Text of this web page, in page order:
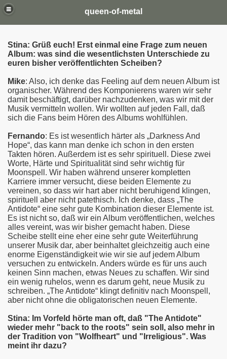
queen-of-metal
Stina: Grüß euch! Erst einmal eine Frage zum neuen
Album: was sind die wesentlichsten Unterschiede zu
euren bisher veröffentlichten Scheiben?
Mike: Also, ich denke das Feeling auf dem neuen Album ist
organischer. Während des Komponierens waren wir sehr
damit beschäftigt, darüber nachzudenken, was wir mit der
Musik vermitteln wollen. Wir wollten auf jeden Fall, daß
sich die Fans beim Hören des Albums wohlfühlen.
Fernando: Es ist wesentlich härter als „Darkness And
Hope“, das kann man denke ich schon in den ersten
Takten hören. Außerdem ist es sehr spirituell. Diese zwei
Worte, Härte und Spiritualität sind sehr wichtig für
Moonspell. Wir haben während unserer kompletten
Karriere immer versucht, diese beiden Elemente zu
vereinen, so dass wir hart aber nicht beruhigend klingen,
spirituell aber nicht patethisch. Ich denke, dass „The
Antidote“ eine sehr gute Kombination dieser Elemente ist.
Es ist nicht so, daß wir ein Album veröffentlichen, welches
alles vereint, was wir bisher gemacht haben. Diese
Scheibe stellt eine eher eine sehr gute Weiterführung
unserer Musik dar, aber beinhaltet gleichzeitig auch eine
enorme Eigenständigkeit wie wir sie auf jedem Album
versuchen zu entwickeln. Anders würde es für uns auch
keinen Sinn machen, etwas Neues zu schaffen. Wir sind
ein wenig ruhelos, wenn es darum geht, neue Musik zu
schreiben. „The Antidote“ klingt definitiv nach Moonspell,
aber nicht ohne die obligatorischen neuen Elemente.
Stina: Im Vorfeld hörte man oft, daß "The Antidote"
wieder mehr "back to the roots" sein soll, also mehr in
der Tradition von "Wolfheart" und "Irreligious". Was
meint ihr dazu?